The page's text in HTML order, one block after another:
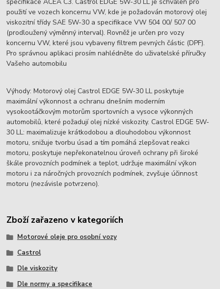
použití ve vozech koncernu VW, kde je požadován motorový olej
viskozitní třídy SAE 5W-30 a specifikace VW 504 00/ 507 00
(prodloužený výměnný interval). Rovněž je určen pro vozy
koncernu VW, které jsou vybaveny filtrem pevných částic (DPF).
Pro správnou aplikaci prosím nahlédněte do uživatelské příručky
Vašeho automobilu
Výhody: Motorový olej Castrol EDGE 5W-30 LL poskytuje
maximální výkonnost a ochranu dnešním moderním
vysokootáčkovým motorům sportovních a vysoce výkonných
automobilů, které požadují olej nízké viskozity. Castrol EDGE 5W-
30 LL: maximalizuje krátkodobou a dlouhodobou výkonnost
motoru, snižuje tvorbu úsad a tím pomáhá zlepšovat reakci
motoru, poskytuje nepřekonatelnou úroveň ochrany při široké
škále provozních podmínek a teplot, udržuje maximální výkon
motoru i za náročných provozních podmínek, zvyšuje účinnost
motoru (nezávisle potvrzeno).
Zboží zařazeno v kategoriích
Motorové oleje pro osobní vozy
Castrol
Dle viskozity
Dle normy a specifikace